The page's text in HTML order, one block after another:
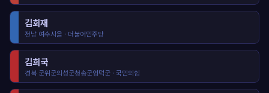
김회재
전남 여수시을 · 더불어민주당
김희국
경북 군위군의성군청송군영덕군 · 국민의힘